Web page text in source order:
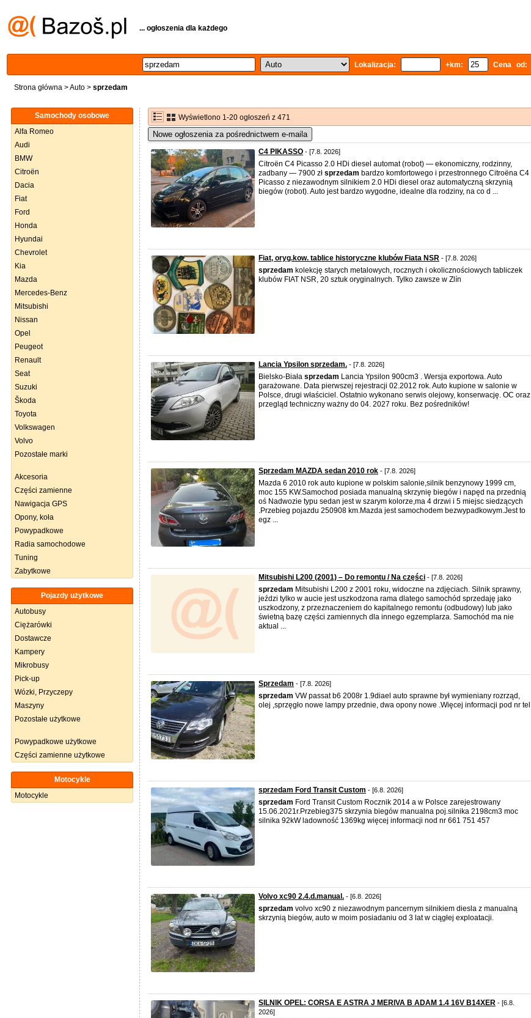
... ogłoszenia dla każdego
Lokalizacja: +km: Cena od:
Strona główna >Auto > sprzedam
Samochody osobowe
Alfa Romeo
Audi
BMW
Citroën
Dacia
Fiat
Ford
Honda
Hyundai
Chevrolet
Kia
Mazda
Mercedes-Benz
Mitsubishi
Nissan
Opel
Peugeot
Renault
Seat
Suzuki
Škoda
Toyota
Volkswagen
Volvo
Pozostałe marki
Akcesoria
Części zamienne
Nawigacja GPS
Opony, koła
Powypadkowe
Radia samochodowe
Tuning
Zabytkowe
Pojazdy użytkowe
Autobusy
Ciężarówki
Dostawcze
Kampery
Mikrobusy
Pick-up
Wózki, Przyczepy
Maszyny
Pozostałe użytkowe
Powypadkowe użytkowe
Części zamienne użytkowe
Motocykle
Motocykle
Wyświetlono 1-20 ogłoszeń z 471
Nowe ogłoszenia za pośrednictwem e-maila
C4 PIKASSO - [7.8. 2026]
Citroën C4 Picasso 2.0 HDi diesel automat (robot) — ekonomiczny, rodzinny,
zadbany — 7900 zł sprzedam bardzo komfortowego i przestronnego Citroëna C4
Picasso z niezawodnym silnikiem 2.0 HDi diesel oraz automatyczną skrzynią
biegów (robot). Auto jest bardzo wygodne, idealne dla rodziny, na co d ...
Fiat, oryg.kow. tablice historyczne klubów Fiata NSR - [7.8. 2026]
sprzedam kolekcję starych metalowych, rocznych i okolicznościowych tabliczek
klubów FIAT NSR, 20 sztuk oryginalnych. Tylko zawsze w Zlín
Lancia Ypsilon sprzedam. - [7.8. 2026]
Bielsko-Biała sprzedam Lancia Ypsilon 900cm3 . Wersja exportowa. Auto
garażowane. Data pierwszej rejestracji 02.2012 rok. Auto kupione w salonie w
Polsce, drugi właściciel. Ostatnio wykonano serwis olejowy, konserwację. OC oraz
przegląd techniczny ważny do 04. 2027 roku. Bez pośredników!
Sprzedam MAZDA sedan 2010 rok - [7.8. 2026]
Mazda 6 2010 rok auto kupione w polskim salonie,silnik benzynowy 1999 cm,
moc 155 KW.Samochod posiada manualną skrzynię biegów i napęd na przednią
oś Nadwozie typu sedan jest w szarym kolorze,ma 4 drzwi i 5 miejsc siedzących
.Przebieg pojazdu 250908 km.Mazda jest samochodem bezwypadkowym.Jest to
egz ...
Mitsubishi L200 (2001) – Do remontu / Na części - [7.8. 2026]
sprzedam Mitsubishi L200 z 2001 roku, widoczne na zdjęciach. Silnik sprawny,
jeździ tylko w aucie jest uszkodzona rama dlatego samochód sprzedaję jako
uszkodzony, z przeznaczeniem do kapitalnego remontu (odbudowy) lub jako
świetną bazę części zamiennych dla innego egzemplarza. Samochód ma nie
aktual ...
Sprzedam - [7.8. 2026]
sprzedam VW passat b6 2008r 1.9diael auto sprawne był wymieniany rozrząd,
olej ,sprzęgło nowe lampy przednie, dwa opony nowe .Więcej informacji pod nr tel
sprzedam Ford Transit Custom - [6.8. 2026]
sprzedam Ford Transit Custom Rocznik 2014 a w Polsce zarejestrowany
15.06.2021r.Przebieg375 skrzynia biegów manualna poj.silnika 2198cm3 moc
silnika 92kW ladowność 1369kg więcej informacji nod nr 661 751 457
Volvo xc90 2.4.d.manual. - [6.8. 2026]
sprzedam volvo xc90 z niezawodnym pancernym silnikiem diesla z manualną
skrzynią biegów, auto w moim posiadaniu od 3 lat w ciągłej exploatacji.
SILNIK OPEL: CORSA E ASTRA J MERIVA B ADAM 1.4 16V B14XER - [6.8.
2026]